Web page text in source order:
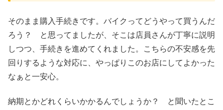
そのまま購入手続きです。バイクってどうやって買うんだ
ろう？ と思ってましたが、そこは店員さんが丁寧に説明
しつつ、手続きを進めてくれました。こちらの不安感を先
回りするような対応に、やっぱりこのお店にしてよかった
なぁと一安心。
納期とかどれくらいかかるんでしょうか？ と聞いたとこ